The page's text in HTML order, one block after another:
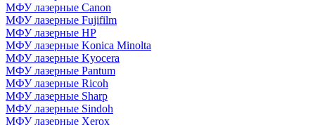
МФУ лазерные Canon
МФУ лазерные Fujifilm
МФУ лазерные HP
МФУ лазерные Konica Minolta
МФУ лазерные Kyocera
МФУ лазерные Pantum
МФУ лазерные Ricoh
МФУ лазерные Sharp
МФУ лазерные Sindoh
МФУ лазерные Xerox